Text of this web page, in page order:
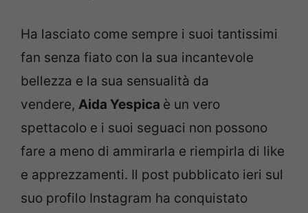
Ha lasciato come sempre i suoi tantissimi
fan senza fiato con la sua incantevole
bellezza e la sua sensualità da
vendere, Aida Yespica è un vero
spettacolo e i suoi seguaci non possono
fare a meno di ammirarla e riempirla di like
e apprezzamenti. Il post pubblicato ieri sul
suo profilo Instagram ha conquistato